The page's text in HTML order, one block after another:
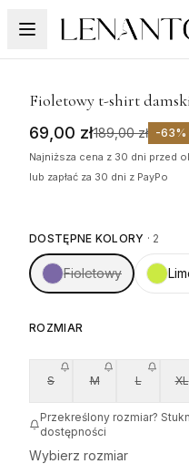
WYPRZEDAŻ
Fioletowy t-shirt
69,00 zł189,00 zł -63%
Najniższa cena z 30 dni przed
lub zapłać za 30 dni z PayPo
DOSTĘPNE KOLORY · 2
Fioletowy
ROZMIAR
S M L XL
Przekreślony rozmiar?
dostępności
Wybierz rozmiar